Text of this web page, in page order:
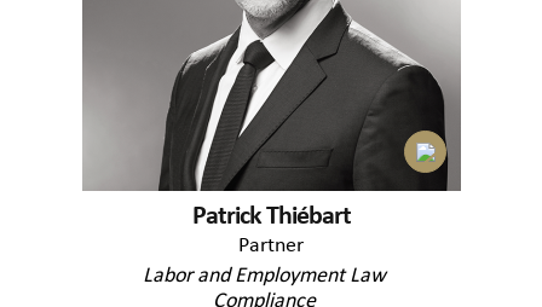
Patrick Thiébart
Partner
Labor and Employment Law
Compliance